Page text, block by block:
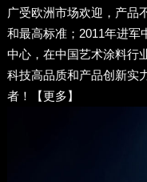
广受欧洲市场欢迎，产品
和最高标准；2011年进军
中心，在中国艺术涂料行
科技高品质和产品创新实
者！【更多】